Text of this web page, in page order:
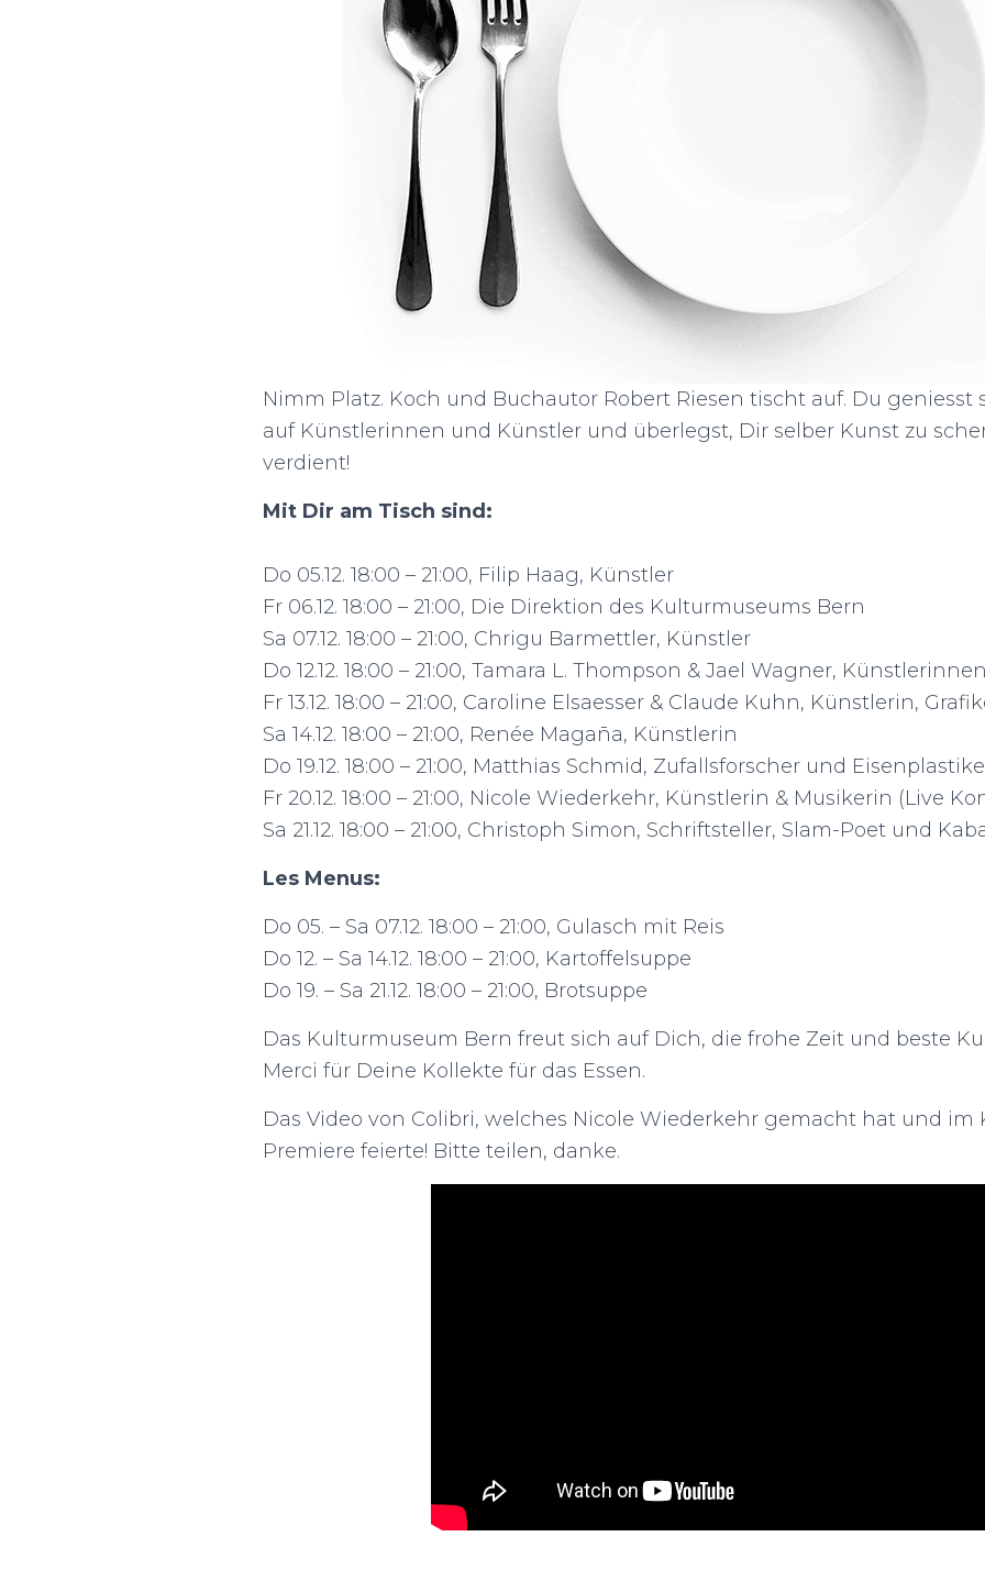
Nimm Platz. Koch und Buchautor Robert Riesen tischt auf. Du geniesst
auf Künstlerinnen und Künstler und überlegst, Dir selber Kunst zu
verdient!
Mit Dir am Tisch sind:
Do 05.12. 18:00 – 21:00, Filip Haag, Künstler
Fr 06.12. 18:00 – 21:00, Die Direktion des Kulturmuseums Bern
Sa 07.12. 18:00 – 21:00, Chrigu Barmettler, Künstler
Do 12.12. 18:00 – 21:00, Tamara L. Thompson & Jael Wagner, Künstlerinnen
Fr 13.12. 18:00 – 21:00, Caroline Elsaesser & Claude Kuhn, Künstlerin,
Sa 14.12. 18:00 – 21:00, Renée Magaña, Künstlerin
Do 19.12. 18:00 – 21:00, Matthias Schmid, Zufallsforscher und
Fr 20.12. 18:00 – 21:00, Nicole Wiederkehr, Künstlerin & Musikerin (Live
Sa 21.12. 18:00 – 21:00, Christoph Simon, Schriftsteller, Slam-Poet und
Les Menus:
Do 05. – Sa 07.12. 18:00 – 21:00, Gulasch mit Reis
Do 12. – Sa 14.12. 18:00 – 21:00, Kartoffelsuppe
Do 19. – Sa 21.12. 18:00 – 21:00, Brotsuppe
Das Kulturmuseum Bern freut sich auf Dich, die frohe Zeit und beste
Merci für Deine Kollekte für das Essen.
Das Video von Colibri, welches Nicole Wiederkehr gemacht hat und
Premiere feierte! Bitte teilen, danke.